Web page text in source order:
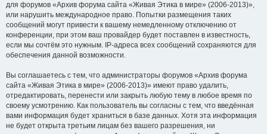
для форумов «Архив форума сайта «Живая Этика в мире» (2006-2013)»,
или нарушить международное право. Попытки размещения таких
сообщений могут привести к вашему немедленному отключению от
конференции, при этом ваш провайдер будет поставлен в известность,
если мы сочтём это нужным. IP-адреса всех сообщений сохраняются для
обеспечения данной возможности.
Вы соглашаетесь с тем, что администраторы форумов «Архив форума
сайта «Живая Этика в мире» (2006-2013)» имеют право удалить,
отредактировать, перенести или закрыть любую тему в любое время по
своему усмотрению. Как пользователь вы согласны с тем, что введённая
вами информация будет храниться в базе данных. Хотя эта информация
не будет открыта третьим лицам без вашего разрешения, ни